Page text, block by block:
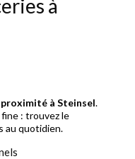
à
à Steinsel.
: trouvez le
au quotidien.